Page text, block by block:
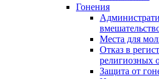
Гонения
Места для
Отказ в
религиозных
Защита от